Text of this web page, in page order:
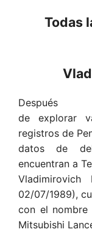
Todas
Después
de explorar
registros de
datos de
encuentran a
02/07/1989),
con el nombre
Mitsubishi